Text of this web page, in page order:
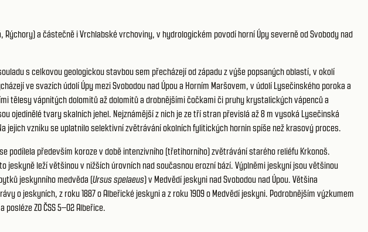
a částečně i Vrchlabské vrchoviny, v hydrologickém povodí horní Úpy severně od Svobody nad
s celkovou geologickou stavbou sem přecházejí od západu z výše popsaných oblastí, v okolí
ve svazích údolí Úpy mezi Svobodou nad Úpou a Horním Maršovem, v údolí Lysečinského poroka a
tělesy vápnitých dolomitů až dolomitů a drobnějšími čočkami či pruhy krystalických vápenců a
tvary skalních jehel. Nejznámější z nich je ze tří stran převislá až 8 m vysoká Lysečinská
jejich vzniku se uplatnilo selektivní zvětrávání okolních fylitických hornin spíše než krasový proces.
podílela především koroze v době intenzivního (třetihorního) zvětrávání starého reliéfu Krkonoš.
jeskyně leží většinou v nižších úrovních nad současnou erozní bází. Výplněmi jeskyní jsou většinou
jeskynního medvěda (Ursus spelaeus) v Medvědí jeskyni nad Svobodou nad Úpou. Většina
o jeskyních, z roku 1887 o Albeřické jeskyni a z roku 1909 o Medvědí jeskyni. Podrobnějším výzkumem
ZO ČSS 5–02 Albeřice.